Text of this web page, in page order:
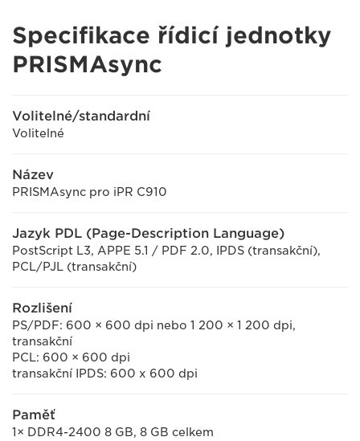
Specifikace řídicí jednotky
PRISMAsync
Volitelné/standardní
Volitelné
Název
PRISMAsync pro iPR C910
Jazyk PDL (Page-Description Language)
PostScript L3, APPE 5.1 / PDF 2.0, IPDS (transakční),
PCL/PJL (transakční)
Rozlišení
PS/PDF: 600 × 600 dpi nebo 1 200 × 1 200 dpi,
transakční
PCL: 600 × 600 dpi
transakční IPDS: 600 x 600 dpi
Paměť
1× DDR4-2400 8 GB, 8 GB celkem